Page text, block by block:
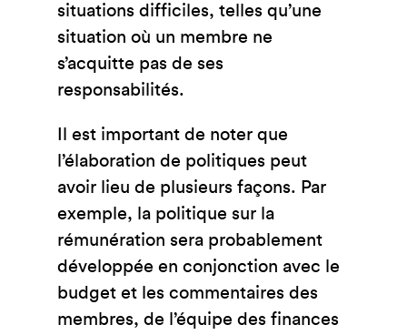
situations difficiles, telles qu’une
situation où un membre ne
s’acquitte pas de ses
responsabilités.
Il est important de noter que
l’élaboration de politiques peut
avoir lieu de plusieurs façons. Par
exemple, la politique sur la
rémunération sera probablement
développée en conjonction avec le
budget et les commentaires des
membres, de l’équipe des finances